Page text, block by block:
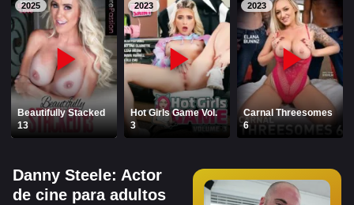
2025
Beautifully Stacked
13
2023
Hot Girls Game Vol.
3
2023
Carnal Threesomes
6
Danny Steele: Actor
de cine para adultos